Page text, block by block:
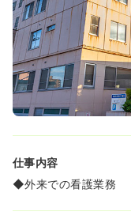
仕事内容
◆外来での看護業務